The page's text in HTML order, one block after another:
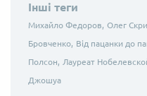
Інші теги
Михайло Федоров, Олег
Бровченко, Від пацанки до
Полсон, Лауреат
Джошуа